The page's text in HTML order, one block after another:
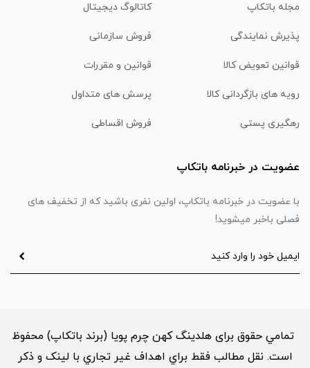
مجله باتکاپ کاتالوگ دیجیتال
پذیرش نمایندگی فروش سازمانی
قوانین تعویض کالا قوانین و مقررات
رویه های بازگردانی کالا پرسش های متداول
رهگیری پستی فروش اقساطی
عضویت در خبرنامه باتکاپ
با عضویت در خبرنامه باتکاپ، اولین نفری باشید که از تخفیف های
فصلی باخبر میشوید!
تمامي حقوق برای هلدینگ کهن چرم پویا (برند باتکاپ) محفوظ
است. نقل مطالب فقط براي اهداف غير تجاري با لینک و ذکر